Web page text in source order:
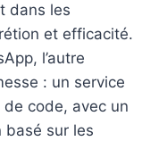
dans les
et efficacité.
l’autre
: un service
code, avec un
basé sur les